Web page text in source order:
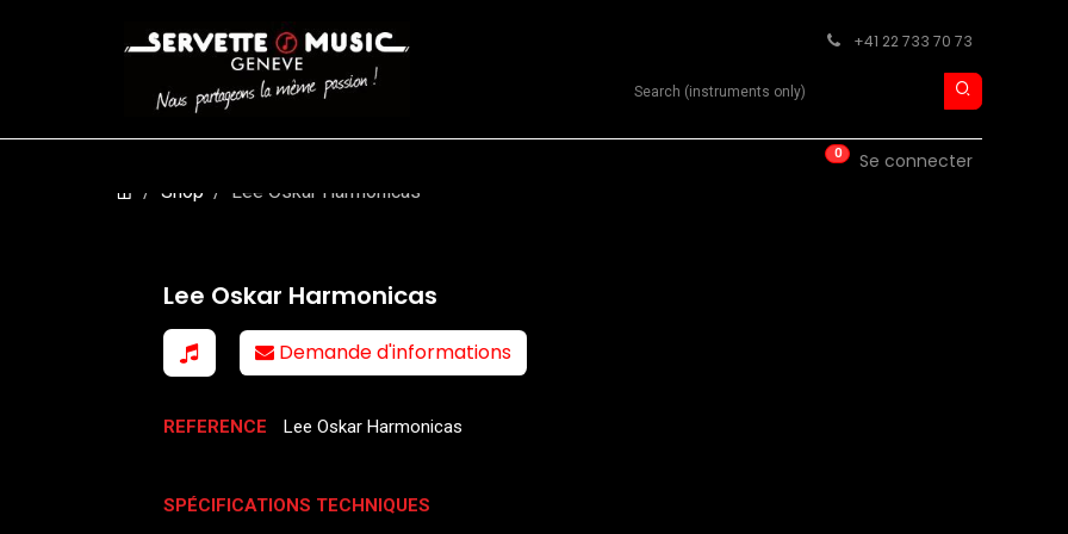
+41 22 733 70 73
Search product
0 Se connecter
Shop Lee Oskar Harmonicas
Lee Oskar Harmonicas
Demande d'informations
REFERENCE Lee Oskar Harmonicas
SPÉCIFICATIONS TECHNIQUES